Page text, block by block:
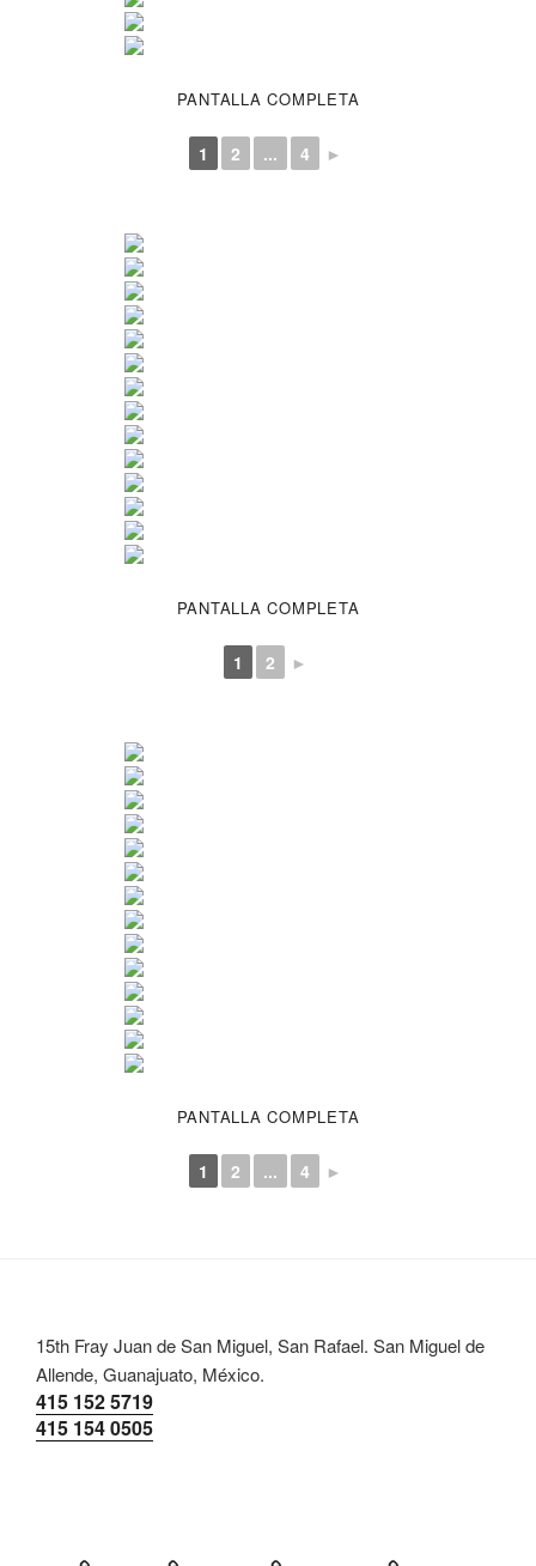
PANTALLA COMPLETA
1 2 ... 4 ►
PANTALLA COMPLETA
1 2 ►
PANTALLA COMPLETA
1 2 ... 4 ►
15th Fray Juan de San Miguel, San Rafael. San Miguel de
Allende, Guanajuato, México.
415 152 5719
415 154 0505
Inicio Menu Galeria Contacto